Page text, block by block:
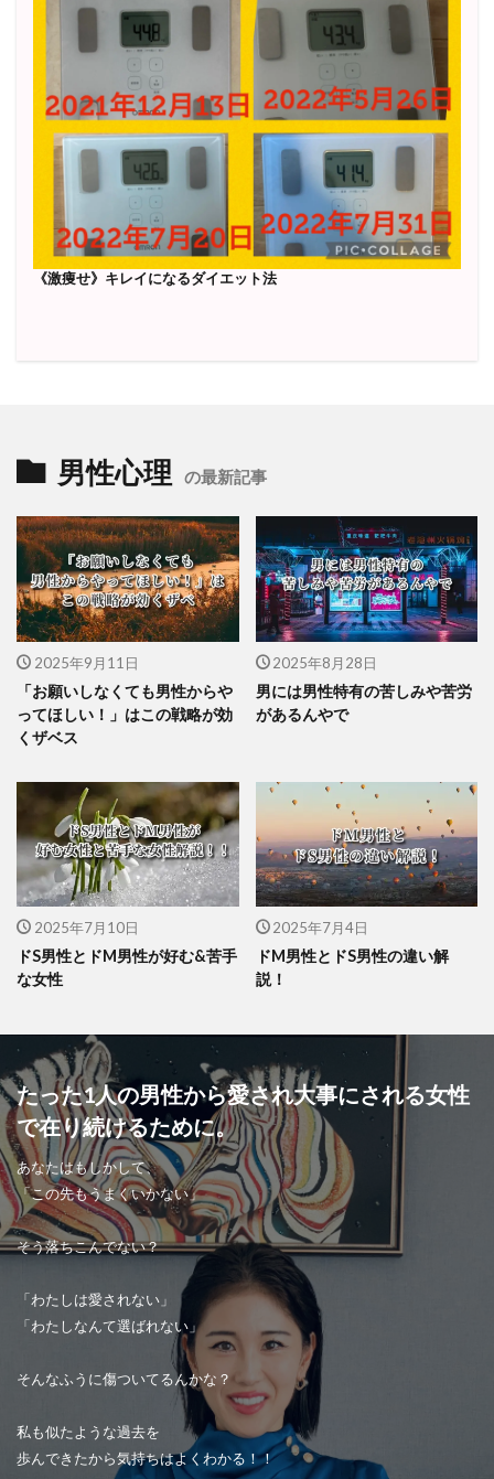
《激痩せ》キレイになるダイエット法
男性心理 の最新記事
2025年9月11日
「お願いしなくても男性からや
ってほしい！」はこの戦略が効
くザベス
2025年8月28日
男には男性特有の苦しみや苦労
があるんやで
2025年7月10日
ドS男性とドM男性が好む&苦手
な女性
2025年7月4日
ドM男性とドS男性の違い解
説！
たった1人の男性から愛され大事にされる女性
で在り続けるために。
あなたはもしかして、
「この先もうまくいかない」
そう落ちこんでない？
「わたしは愛されない」
「わたしなんて選ばれない」
そんなふうに傷ついてるんかな？
私も似たような過去を
歩んできたから気持ちはよくわかる！！